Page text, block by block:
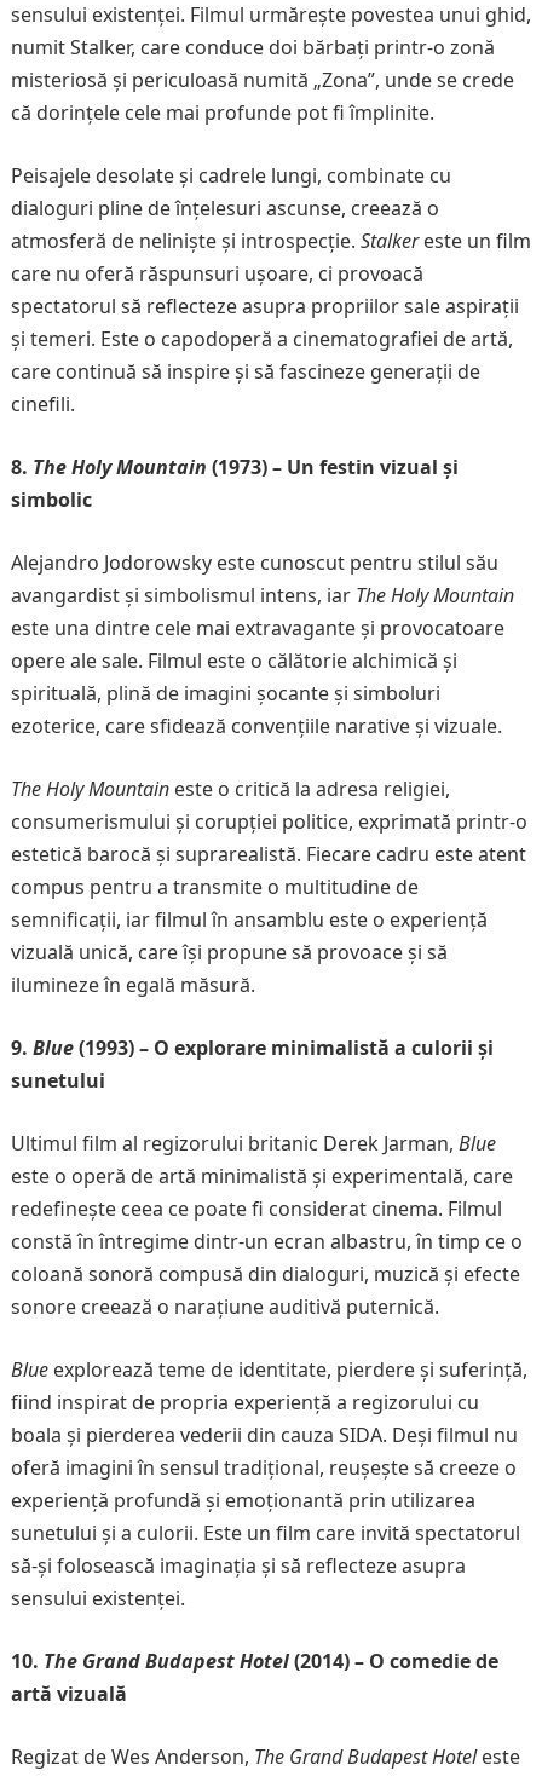
sensului existenței. Filmul urmărește povestea unui ghid,
numit Stalker, care conduce doi bărbați printr-o zonă
misteriosă și periculoasă numită „Zona”, unde se crede
că dorințele cele mai profunde pot fi împlinite.
Peisajele desolate și cadrele lungi, combinate cu
dialoguri pline de înțelesuri ascunse, creează o
atmosferă de neliniște și introspecție. Stalkereste un film
care nu oferă răspunsuri ușoare, ci provoacă
spectatorul să reflecteze asupra propriilor sale aspirații
și temeri. Este o capodoperă a cinematografiei de artă,
care continuă să inspire și să fascineze generații de
cinefili.
8. The Holy Mountain (1973) – Un festin vizual și
simbolic
Alejandro Jodorowsky este cunoscut pentru stilul său
avangardist și simbolismul intens, iar The Holy Mountain
este una dintre cele mai extravagante și provocatoare
opere ale sale. Filmul este o călătorie alchimică și
spirituală, plină de imagini șocante și simboluri
ezoterice, care sfidează convențiile narative și vizuale.
The Holy Mountaineste o critică la adresa religiei,
consumerismului și corupției politice, exprimată printr-o
estetică barocă și suprarealistă. Fiecare cadru este atent
compus pentru a transmite o multitudine de
semnificații, iar filmul în ansamblu este o experiență
vizuală unică, care își propune să provoace și să
ilumineze în egală măsură.
9. Blue(1993) – O explorare minimalistă a culorii și
sunetului
Ultimul film al regizorului britanic Derek Jarman, Blue
este o operă de artă minimalistă și experimentală, care
redefinește ceea ce poate fi considerat cinema. Filmul
constă în întregime dintr-un ecran albastru, în timp ce o
coloană sonoră compusă din dialoguri, muzică și efecte
sonore creează o narațiune auditivă puternică.
Blueexplorează teme de identitate, pierdere și suferință,
fiind inspirat de propria experiență a regizorului cu
boala și pierderea vederii din cauza SIDA. Deși filmul nu
oferă imagini în sensul tradițional, reușește să creeze o
experiență profundă și emoționantă prin utilizarea
sunetului și a culorii. Este un film care invită spectatorul
să-și folosească imaginația și să reflecteze asupra
sensului existenței.
10. The Grand Budapest Hotel(2014) – O comedie de
artă vizuală
Regizat de Wes Anderson, The Grand Budapest Hoteleste